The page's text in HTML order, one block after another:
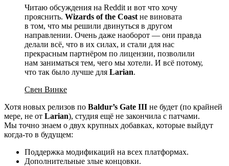
Читаю обсуждения на Reddit и вот что хочу
прояснить. Wizards of the Coast не виновата
в том, что мы решили двинуться в другом
направлении. Очень даже наоборот — они правда
делали всё, что в их силах, и стали для нас
прекрасным партнёром по лицензии, позволили
нам заниматься тем, чего мы хотели. И всё потому,
что так было лучше для Larian.
Свен Винке
Хотя новых релизов по Baldur’s Gate III не будет (по крайней
мере, не от Larian), студия ещё не закончила с патчами.
Мы точно знаем о двух крупных добавках, которые выйдут
когда-то в будущем:
Поддержка модификаций на всех платформах.
Дополнительные злые концовки.